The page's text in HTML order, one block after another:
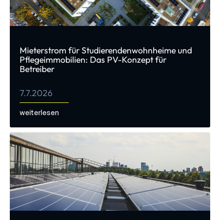
Mieterstrom für Studierendenwohnheime und
Pflegeimmobilien: Das PV-Konzept für
Betreiber
7.7.2026
weiterlesen